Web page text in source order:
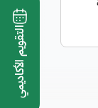
التقويم الأكاديمي